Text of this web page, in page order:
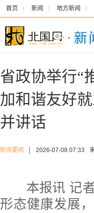
首页 新闻 地方新闻
省政协举行“
加和谐友好
并讲话
新闻要闻 2026-07-08 07:33
本报讯 记者
形态健康发展